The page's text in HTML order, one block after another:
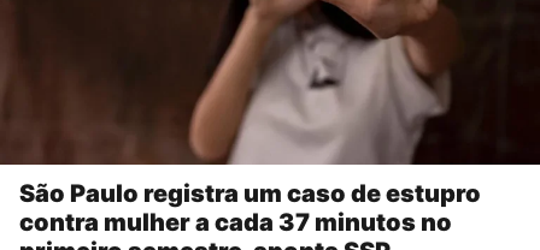
São Paulo registra um caso de estupro
contra mulher a cada 37 minutos no